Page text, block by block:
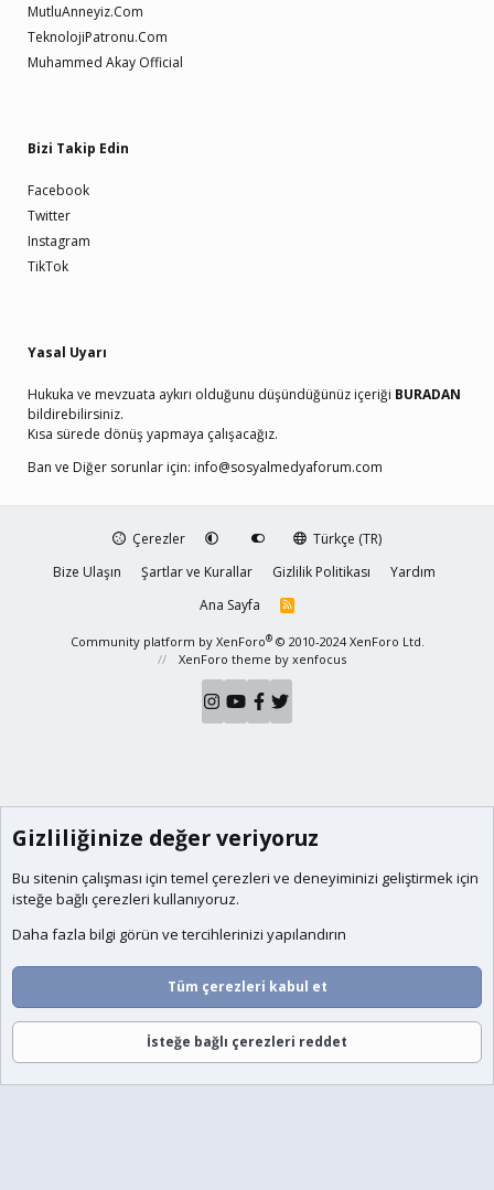
MutluAnneyiz.Com
TeknolojiPatronu.Com
Muhammed Akay Official
Bizi Takip Edin
Facebook
Twitter
Instagram
TikTok
Yasal Uyarı
Hukuka ve mevzuata aykırı olduğunu düşündüğünüz içeriği BURADAN
bildirebilirsiniz.
Kısa sürede dönüş yapmaya çalışacağız.
Ban ve Diğer sorunlar için: info@sosyalmedyaforum.com
Çerezler
Türkçe (TR)
Bize Ulaşın
Şartlar ve Kurallar Gizlilik Politikası
Yardım
Ana Sayfa
R
S
Community platform by XenForo® © 2010-2024 XenForo Ltd.
XenForo theme by xenfocus
Gizliliğinize değer veriyoruz
Bu sitenin çalışması için temel çerezleri ve deneyiminizi geliştirmek için
isteğe bağlı çerezleri kullanıyoruz.
Daha fazla bilgi görün ve tercihlerinizi yapılandırın
Tüm çerezleri kabul et
İsteğe bağlı çerezleri reddet